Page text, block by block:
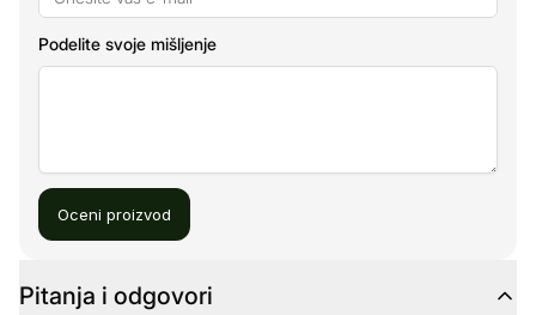
Podelite svoje mišljenje
Oceni proizvod
Pitanja i odgovori